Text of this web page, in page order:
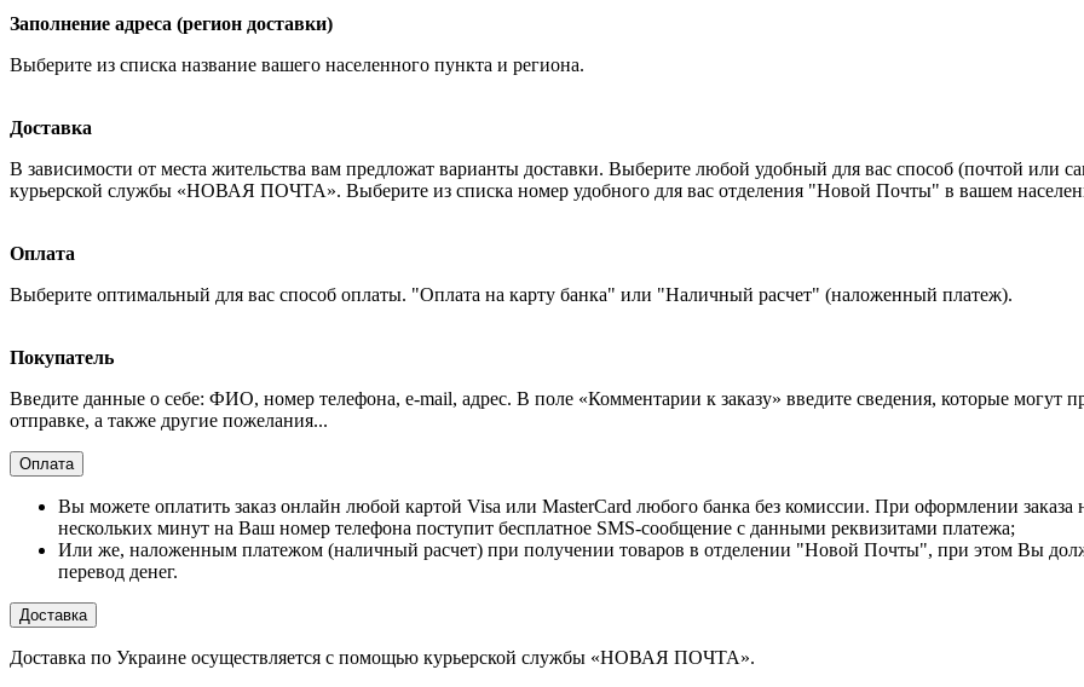
Заполнение адреса (регион доставки)
Выберите из списка название вашего населенного пункта и региона.
Доставка
В зависимости от места жительства вам предложат варианты доставки. Выберите любой удобный для вас способ (почтой или
курьерской службы «НОВАЯ ПОЧТА». Выберите из списка номер удобного для вас отделения "Новой Почты" в вашем
Оплата
Выберите оптимальный для вас способ оплаты. "Оплата на карту банка" или "Наличный расчет" (наложенный платеж).
Покупатель
Введите данные о себе: ФИО, номер телефона, e-mail, адрес. В поле «Комментарии к заказу» введите сведения, которые могут
отправке, а также другие пожелания...
Оплата
Вы можете оплатить заказ онлайн любой картой Visa или MasterCard любого банка без комиссии. При оформлении
нескольких минут на Ваш номер телефона поступит бесплатное SMS-сообщение с данными реквизитами платежа;
Или же, наложенным платежом (наличный расчет) при получении товаров в отделении "Новой Почты", при этом Вы
перевод денег.
Доставка
Доставка по Украине осуществляется с помощью курьерской службы «НОВАЯ ПОЧТА».